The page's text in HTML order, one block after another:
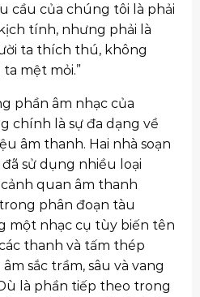
cầu của chúng tôi là phải
tính, nhưng phải là
ta thích thú, không
mệt mỏi.”
phần âm nhạc của
chính là sự đa dạng về
âm thanh. Hai nhà soạn
sử dụng nhiều loại
quan âm thanh
phân đoạn tàu
một nhạc cụ tùy biến tên
thanh và tấm thép
sắc trầm, sâu và vang
là phần tiếp theo trong